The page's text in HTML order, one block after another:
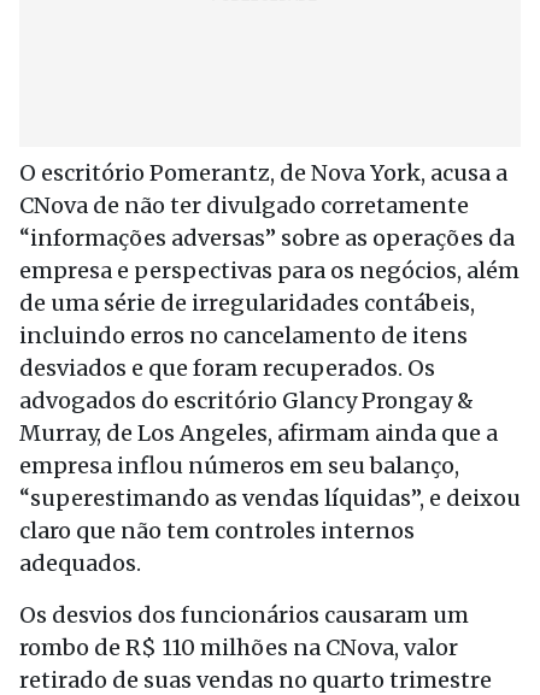
O escritório Pomerantz, de Nova York, acusa a
CNova de não ter divulgado corretamente
“informações adversas” sobre as operações da
empresa e perspectivas para os negócios, além
de uma série de irregularidades contábeis,
incluindo erros no cancelamento de itens
desviados e que foram recuperados. Os
advogados do escritório Glancy Prongay &
Murray, de Los Angeles, afirmam ainda que a
empresa inflou números em seu balanço,
“superestimando as vendas líquidas”, e deixou
claro que não tem controles internos
adequados.
Os desvios dos funcionários causaram um
rombo de R$ 110 milhões na CNova, valor
retirado de suas vendas no quarto trimestre